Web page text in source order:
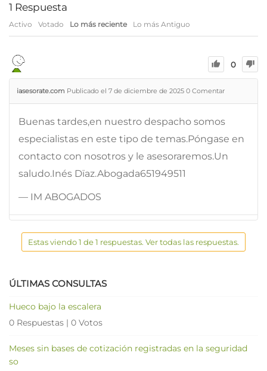
1 Respuesta
Activo Votado Lo más reciente Lo más Antiguo
0
iasesorate.com Publicado el 7 de diciembre de 2025 0 Comentar
Buenas tardes,en nuestro despacho somos
especialistas en este tipo de temas.Póngase en
contacto con nosotros y le asesoraremos.Un
saludo.Inés Dïaz.Abogada651949511
— IM ABOGADOS
Estas viendo 1 de 1 respuestas. Ver todas las respuestas.
ÚLTIMAS CONSULTAS
Hueco bajo la escalera
0 Respuestas | 0 Votos
Meses sin bases de cotización registradas en la seguridad
so